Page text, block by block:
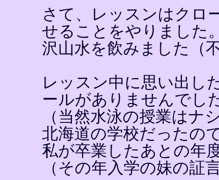
さて、レッスンはクロ
せることをやりました
沢山水を飲みました（
レッスン中に思い出し
ールがありませんでし
（当然水泳の授業はナ
北海道の学校だったの
私が卒業したあとの年
（その年入学の妹の証